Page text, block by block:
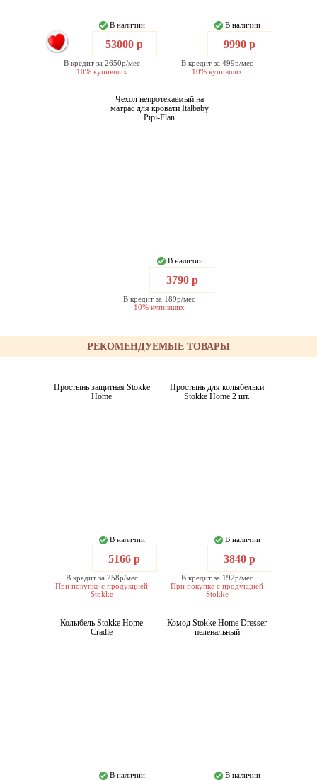
В наличии
53000 р
В кредит за 2650р/мес
10% купивших
В наличии
9990 р
В кредит за 499р/мес
10% купивших
Чехол непротекаемый на
матрас для кровати Italbaby
Pipi-Flan
В наличии
3790 р
В кредит за 189р/мес
10% купивших
РЕКОМЕНДУЕМЫЕ ТОВАРЫ
Простынь защитная Stokke
Home
В наличии
5166 р
В кредит за 258р/мес
При покупке с продукцией
Stokke
Простынь для колыбельки
Stokke Home 2 шт.
В наличии
3840 р
В кредит за 192р/мес
При покупке с продукцией
Stokke
Колыбель Stokke Home
Cradle
В наличии
Комод Stokke Home Dresser
пеленальный
В наличии